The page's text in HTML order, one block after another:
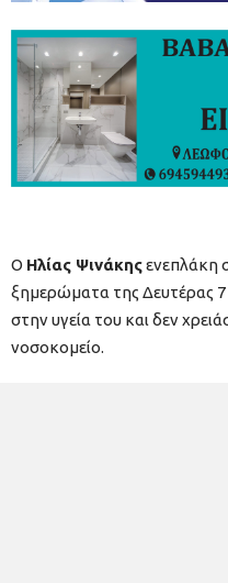
O Ηλίας Ψινάκηςενεπλάκη
ξημερώματα της Δευτέρας
στην υγεία του και δεν
νοσοκομείο.